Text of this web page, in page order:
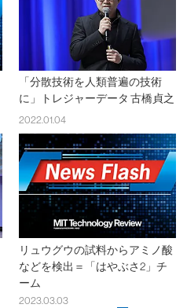
「分散技術を人類普遍の技術
に」トレジャーデータ 古橋貞之
2022.01.04
リュウグウの試料からアミノ酸
などを検出＝「はやぶさ2」チ
ーム
2023.03.03